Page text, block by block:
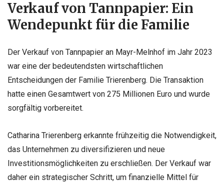
Verkauf von Tannpapier: Ein
Wendepunkt für die Familie
Der Verkauf von Tannpapier an Mayr-Melnhof im Jahr 2023
war eine der bedeutendsten wirtschaftlichen
Entscheidungen der Familie Trierenberg. Die Transaktion
hatte einen Gesamtwert von 275 Millionen Euro und wurde
sorgfältig vorbereitet.
Catharina Trierenberg erkannte frühzeitig die Notwendigkeit,
das Unternehmen zu diversifizieren und neue
Investitionsmöglichkeiten zu erschließen. Der Verkauf war
daher ein strategischer Schritt, um finanzielle Mittel für